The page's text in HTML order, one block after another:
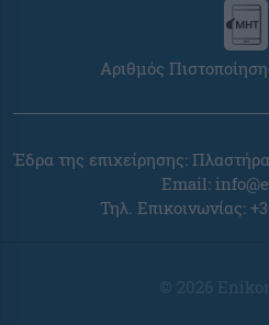
Αριθμός
Έδρα της επιχείρησης:
Email:
Τηλ. Επικοινωνίας: